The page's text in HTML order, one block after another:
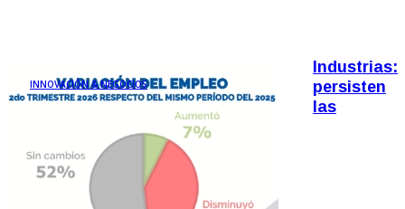
INNOVACIÓN & NEGOCIOS
Industrias:
persisten
las